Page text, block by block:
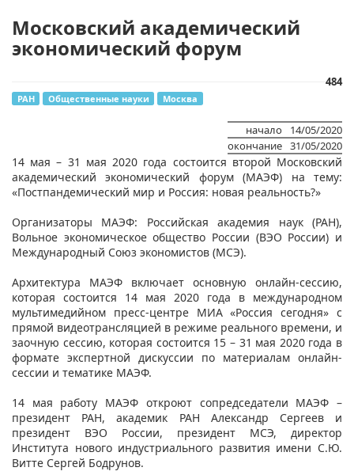
Московский академический
экономический форум
484
РАН Общественные науки Москва
начало
14/05/2020
окончание 31/05/2020
​​14 мая – 31 мая 2020 года состоится второй Московский
академический экономический форум (МАЭФ) на тему:
«Постпандемический мир и Россия: новая реальность?»
Организаторы МАЭФ: Российская академия наук (РАН),
Вольное экономическое общество России (ВЭО России) и
Международный Союз экономистов (МСЭ).
Архитектура МАЭФ включает основную онлайн-сессию,
которая состоится 14 мая 2020 года в международном
мультимедийном пресс-центре МИА «Россия сегодня» с
прямой видеотрансляцией в режиме реального времени, и
заочную сессию, которая состоится 15 – 31 мая 2020 года в
формате экспертной дискуссии по материалам онлайн-
сессии и тематике МАЭФ.
14 мая работу МАЭФ откроют сопредседатели МАЭФ –
президент РАН, академик РАН Александр Сергеев и
президент ВЭО России, президент МСЭ, директор
Института нового индустриального развития имени С.Ю.
Витте Сергей Бодрунов.